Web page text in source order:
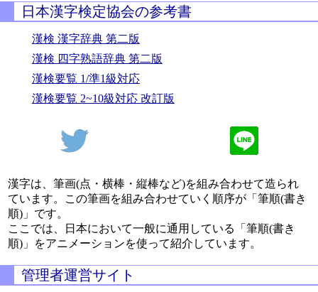
日本漢字検定協会の参考書
漢検 漢字辞典 第二版
漢検 四字熟語辞典 第二版
漢検要覧 1/準1級対応
漢検要覧 2~10級対応 改訂版
漢字は、筆画(点・横棒・縦棒など)を組み合わせて造られ
ています。この筆画を組み合わせていく順序が「筆順(書き
順)」です。
ここでは、日本において一般に通用している「筆順(書き
順)」をアニメーションを使って紹介しています。
管理者運営サイト